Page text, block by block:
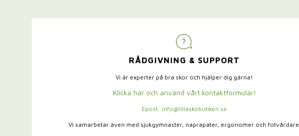
RÅDGIVNING & SUPPORT
Vi är experter på bra skor och hjälper dig gärna!
Klicka här och använd vårt kontaktformulär!
Epost: info@lillaskobutiken.se
Vi samarbetar även med sjukgymnaster, naprapater, ergonomer och